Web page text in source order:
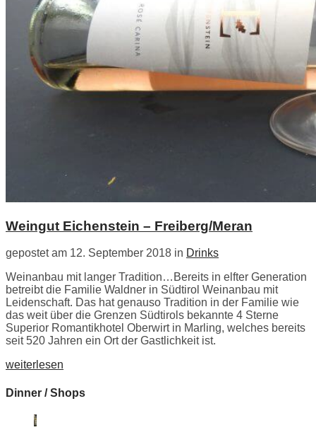
Weingut Eichenstein – Freiberg/Meran
gepostet am 12. September 2018 in Drinks
Weinanbau mit langer Tradition…Bereits in elfter Generation
betreibt die Familie Waldner in Südtirol Weinanbau mit
Leidenschaft. Das hat genauso Tradition in der Familie wie
das weit über die Grenzen Südtirols bekannte 4 Sterne
Superior Romantikhotel Oberwirt in Marling, welches bereits
seit 520 Jahren ein Ort der Gastlichkeit ist.
weiterlesen
Dinner / Shops